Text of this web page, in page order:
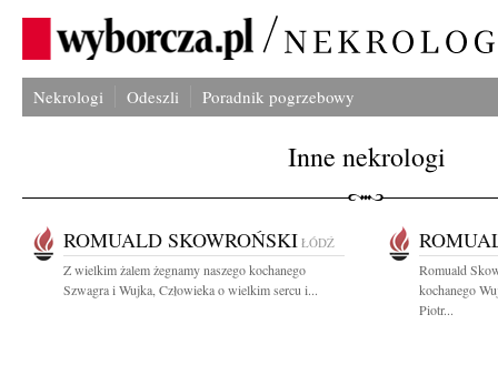
Nekrologi Odeszli Poradnik pogrzebowy
Inne nekrologi
ROMUALD SKOWROŃSKI ŁÓDŹ
Z wielkim żalem żegnamy naszego kochanego
Szwagra i Wujka, Człowieka o wielkim sercu i...
Romuald
kochanego
Piotr...